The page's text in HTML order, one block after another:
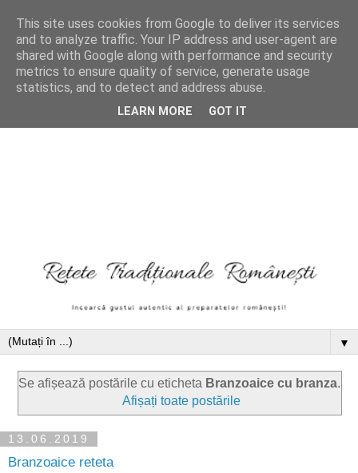
▼
Se afișează postările cu eticheta Branzoaice cu branza.
Afișați toate postările
13.06.2019
Branzoaice reteta
This site uses cookies from Google to deliver its services
and to analyze traffic. Your IP address and user-agent are
shared with Google along with performance and security
metrics to ensure quality of service, generate usage
statistics, and to detect and address abuse.
LEARN MORE GOT IT